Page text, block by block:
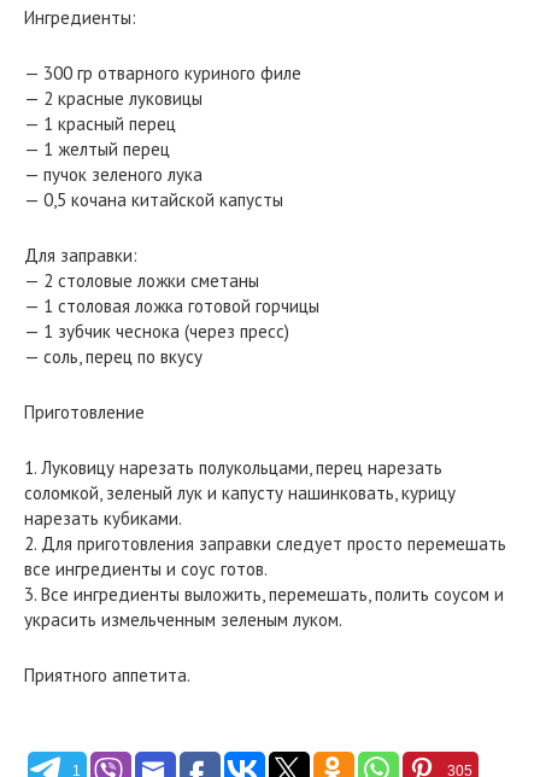
Ингредиенты:
— 300 гр отварного куриного филе
— 2 красные луковицы
— 1 красный перец
— 1 желтый перец
— пучок зеленого лука
— 0,5 кочана китайской капусты
Для заправки:
— 2 столовые ложки сметаны
— 1 столовая ложка готовой горчицы
— 1 зубчик чеснока (через пресс)
— соль, перец по вкусу
Приготовление
1. Луковицу нарезать полукольцами, перец нарезать
соломкой, зеленый лук и капусту нашинковать, курицу
нарезать кубиками.
2. Для приготовления заправки следует просто перемешать
все ингредиенты и соус готов.
3. Все ингредиенты выложить, перемешать, полить соусом и
украсить измельченным зеленым луком.
Приятного аппетита.
1 305